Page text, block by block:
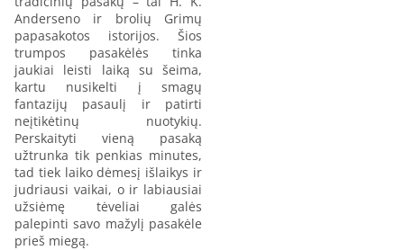
Anderseno ir brolių Grimų
papasakotos istorijos. Šios
trumpos pasakėlės tinka
jaukiai leisti laiką su šeima,
kartu nusikelti į smagų
fantazijų pasaulį ir patirti
neįtikėtinų nuotykių.
Perskaityti vieną pasaką
užtrunka tik penkias minutes,
tad tiek laiko dėmesį išlaikys ir
judriausi vaikai, o ir labiausiai
užsiėmę tėveliai galės
palepinti savo mažylį pasakėle
prieš miegą.